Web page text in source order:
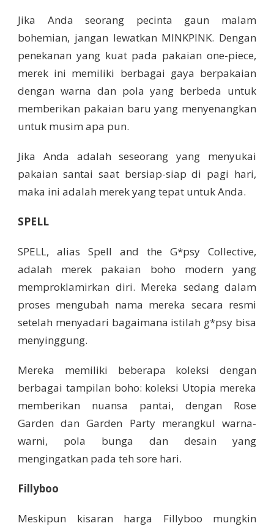
Jika Anda seorang pecinta gaun malam
bohemian, jangan lewatkan MINKPINK. Dengan
penekanan yang kuat pada pakaian one-piece,
merek ini memiliki berbagai gaya berpakaian
dengan warna dan pola yang berbeda untuk
memberikan pakaian baru yang menyenangkan
untuk musim apa pun.
Jika Anda adalah seseorang yang menyukai
pakaian santai saat bersiap-siap di pagi hari,
maka ini adalah merek yang tepat untuk Anda.
SPELL
SPELL, alias Spell and the G*psy Collective,
adalah merek pakaian boho modern yang
memproklamirkan diri. Mereka sedang dalam
proses mengubah nama mereka secara resmi
setelah menyadari bagaimana istilah g*psy bisa
menyinggung.
Mereka memiliki beberapa koleksi dengan
berbagai tampilan boho: koleksi Utopia mereka
memberikan nuansa pantai, dengan Rose
Garden dan Garden Party merangkul warna-
warni, pola bunga dan desain yang
mengingatkan pada teh sore hari.
Fillyboo
Meskipun kisaran harga Fillyboo mungkin